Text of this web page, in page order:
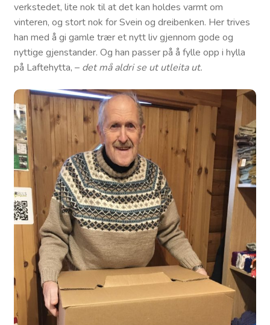
verkstedet, lite nok til at det kan holdes varmt om
vinteren, og stort nok for Svein og dreibenken. Her trives
han med å gi gamle trær et nytt liv gjennom gode og
nyttige gjenstander. Og han passer på å fylle opp i hylla
på Laftehytta, – det må aldri se ut utleita ut.